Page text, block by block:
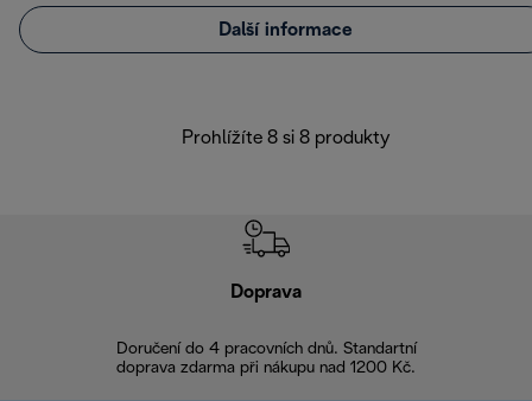
Další informace
Prohlížíte 8 si 8 produkty
Doprava
Doručení do 4 pracovních dnů. Standartní
doprava zdarma při nákupu nad 1200 Kč.